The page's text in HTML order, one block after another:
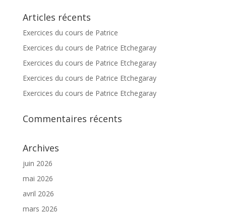
Articles récents
Exercices du cours de Patrice
Exercices du cours de Patrice Etchegaray
Exercices du cours de Patrice Etchegaray
Exercices du cours de Patrice Etchegaray
Exercices du cours de Patrice Etchegaray
Commentaires récents
Archives
juin 2026
mai 2026
avril 2026
mars 2026